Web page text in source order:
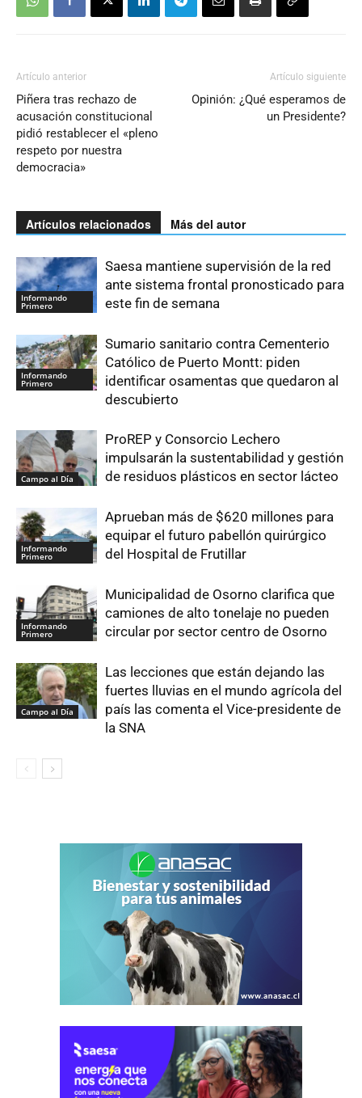
Artículo anterior
Piñera tras rechazo de
acusación constitucional
pidió restablecer el «pleno
respeto por nuestra
democracia»
Artículo siguiente
Opinión: ¿Qué esperamos de
un Presidente?
Artículos relacionados Más del autor
Informando
Primero
Saesa mantiene supervisión de la red
ante sistema frontal pronosticado para
este fin de semana
Informando
Primero
Sumario sanitario contra Cementerio
Católico de Puerto Montt: piden
identificar osamentas que quedaron al
descubierto
Campo al Día
ProREP y Consorcio Lechero
impulsarán la sustentabilidad y gestión
de residuos plásticos en sector lácteo
Informando
Primero
Aprueban más de $620 millones para
equipar el futuro pabellón quirúrgico
del Hospital de Frutillar
Informando
Primero
Municipalidad de Osorno clarifica que
camiones de alto tonelaje no pueden
circular por sector centro de Osorno
Campo al Día
Las lecciones que están dejando las
fuertes lluvias en el mundo agrícola del
país las comenta el Vice-presidente de
la SNA